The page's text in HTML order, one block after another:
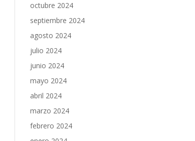
octubre 2024
septiembre 2024
agosto 2024
julio 2024
junio 2024
mayo 2024
abril 2024
marzo 2024
febrero 2024